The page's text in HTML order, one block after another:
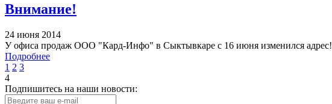
Внимание!
24 июня 2014
У офиса продаж ООО "Кард-Инфо" в Сыктывкаре с 16 июня изменился адрес!
Подробнее
1 2 3
4
Подпишитесь на наши новости: